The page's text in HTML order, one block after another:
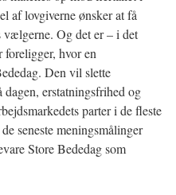
af lovgiverne ønsker at få
vælgerne. Og det er – i det
foreligger, hvor en
Den vil slette
erstatningsfrihed og
parter i de fleste
seneste meningsmålinger
Store Bededag som